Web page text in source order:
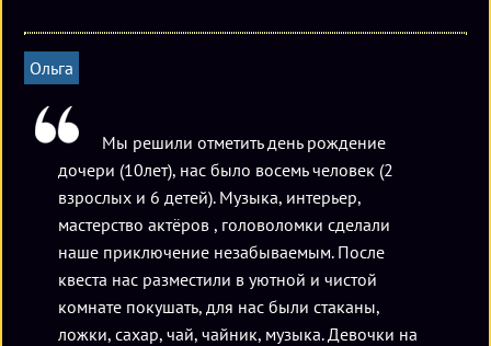
Ольга
Мы решили отметить день рождение
дочери (10лет), нас было восемь человек (2
взрослых и 6 детей). Музыка, интерьер,
мастерство актёров , головоломки сделали
наше приключение незабываемым. После
квеста нас разместили в уютной и чистой
комнате покушать, для нас были стаканы,
ложки, сахар, чай, чайник, музыка. Девочки на